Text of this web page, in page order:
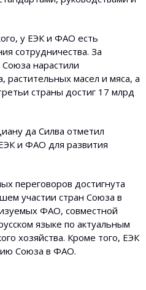
у ЕЭК и ФАО есть
сотрудничества. За
нарастили
растительных масел и мяса, а
страны достиг 17 млрд
да Силва отметил
и ФАО для развития
переговоров достигнута
участии стран Союза в
ФАО, совместной
языке по актуальным
хозяйства. Кроме того, ЕЭК
Союза в ФАО.